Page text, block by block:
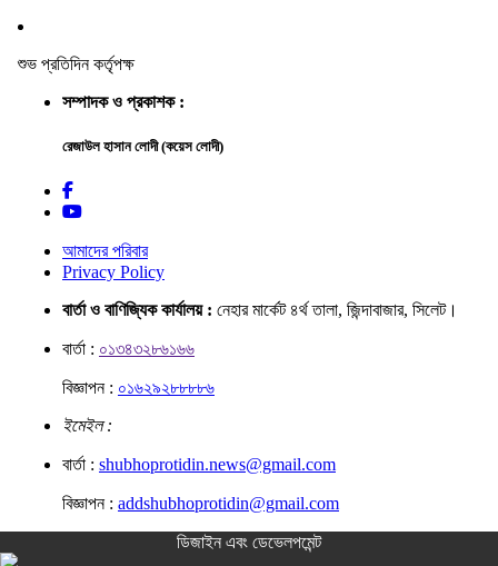
শুভ প্রতিদিন কর্তৃপক্ষ
সম্পাদক ও প্রকাশক :
রেজাউল হাসান লোদী (কয়েস লোদী)
আমাদের পরিবার
Privacy Policy
বার্তা ও বাণিজ্যিক কার্যালয় : নেহার মার্কেট ৪র্থ তালা, জিন্দাবাজার, সিলেট।
বার্তা : ০১৩৪৩২৮৬১৬৬
বিজ্ঞাপন : ০১৬২৯২৮৮৮৮৬
ইমেইল :
বার্তা : shubhoprotidin.news@gmail.com
বিজ্ঞাপন : addshubhoprotidin@gmail.com
ডিজাইন এবং ডেভেলপমেন্ট